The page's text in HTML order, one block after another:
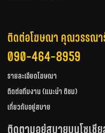
ติดต่อโฆษณา คุณวรรณ
090-464-8959
รายละเอียดโฆษณา
ติดต่อทีมงาน (แนะนำ ติชม)
เกี่ยวกับอยู่สบาย
ติดตามอยู่สบายบนโซเชี